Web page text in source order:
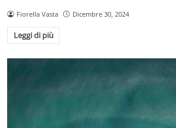
Fiorella Vasta Dicembre 30, 2024
Leggi di più